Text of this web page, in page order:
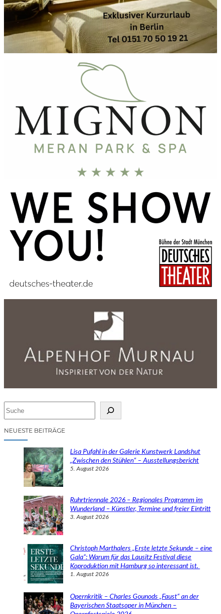
cNEUESTE BEITRÄGE
Lisa Pufahl in der Galerie Kunstwerk Landshut
„Zwischen den Stühlen“ – Ausstellungsbericht
5. August 2026
Ruhrtriennale 2026 – Regionales Programm im
Wunderland – Künstler, Termine und freier Eintritt
3. August 2026
Christoph Marthalers „Erste letzte Sekunde – eine
Gala“: Warum für das Lausitz Festival diese
Koproduktion mit Hamburg so interessant ist.
1. August 2026
Opernkritik – Charles Gounods „Faust“ an der
Bayerischen Staatsoper in München –